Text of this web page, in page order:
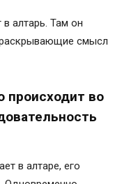
алтарь. Там он
раскрывающие смысл
происходит во
в алтаре, его